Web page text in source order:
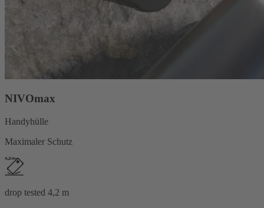
NIVOmax
Handyhülle
Maximaler Schutz
drop tested 4,2 m